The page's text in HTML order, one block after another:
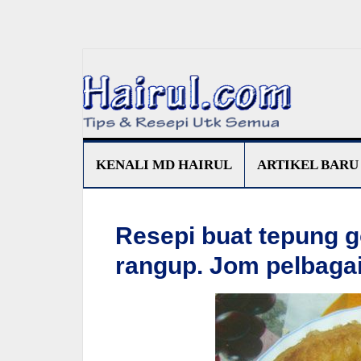
KENALI MD HAIRUL ARTIKEL BARU
Resepi buat tepung
rangup. Jom